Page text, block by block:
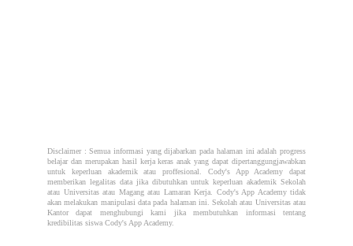
Disclaimer : Semua informasi yang dijabarkan pada halaman ini adalah progress
belajar dan merupakan hasil kerja keras anak yang dapat dipertanggungjawabkan
untuk keperluan akademik atau proffesional. Cody's App Academy dapat
memberikan legalitas data jika dibutuhkan untuk keperluan akademik Sekolah
atau Universitas atau Magang atau Lamaran Kerja. Cody's App Academy tidak
akan melakukan manipulasi data pada halaman ini. Sekolah atau Universitas atau
Kantor dapat menghubungi kami jika membutuhkan informasi tentang
kredibilitas siswa Cody's App Academy.